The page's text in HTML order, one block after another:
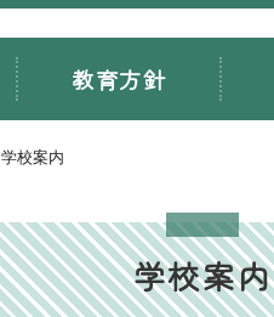
教育方針
学校案内
学校案内